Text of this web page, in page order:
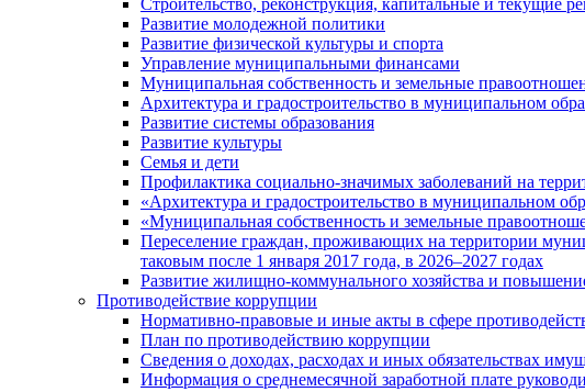
Строительство, реконструкция, капитальные и текущие
Развитие молодежной политики
Развитие физической культуры и спорта
Управление муниципальными финансами
Муниципальная собственность и земельные
Архитектура и градостроительство в муниципальном
Развитие системы образования
Развитие культуры
Семья и дети
Профилактика социально-значимых заболеваний на
«Архитектура и градостроительство в муниципальном
«Муниципальная собственность и земельные
Переселение граждан, проживающих на территории
таковым после 1 января 2017 года, в 2026–2027 годах
Развитие жилищно-коммунального хозяйства и
Противодействие коррупции
Нормативно-правовые и иные акты в сфере
План по противодействию коррупции
Сведения о доходах, расходах и иных обязательствах
Информация о среднемесячной заработной плате